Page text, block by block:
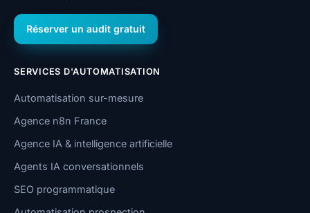
Réserver un audit gratuit
SERVICES D'AUTOMATISATION
Automatisation sur-mesure
Agence n8n France
Agence IA & intelligence artificielle
Agents IA conversationnels
SEO programmatique